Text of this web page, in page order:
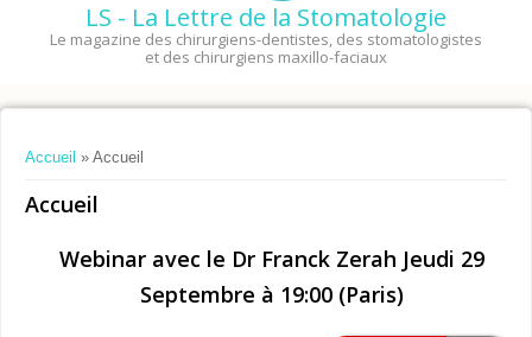
LS - La Lettre de la Stomatologie
Le magazine des chirurgiens-dentistes, des stomatologistes
et des chirurgiens maxillo-faciaux
Vous êtes ici
Accueil » Accueil
Accueil
Webinar avec le Dr Franck Zerah Jeudi 29
Septembre à 19:00 (Paris)